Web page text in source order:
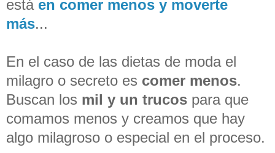
está en comer menos y moverte
más...
En el caso de las dietas de moda el
milagro o secreto es comer menos.
Buscan los mil y un trucos para que
comamos menos y creamos que hay
algo milagroso o especial en el proceso.